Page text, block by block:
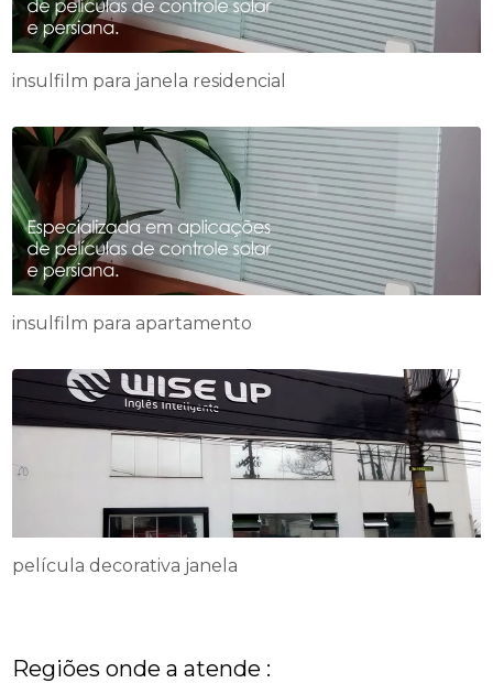
insulfilm para janela residencial
insulfilm para apartamento
película decorativa janela
Regiões onde a atende :